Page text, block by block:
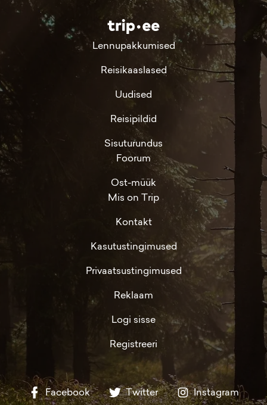
Lennupakkumised
Reisikaaslased
Uudised
Reisipildid
Sisuturundus
Foorum
Ost-müük
Mis on Trip
Kontakt
Kasutustingimused
Privaatsustingimused
Reklaam
Logi sisse
Registreeri
Facebook Twitter Instagram